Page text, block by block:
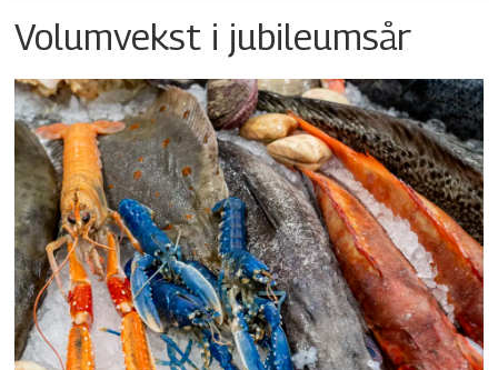
Volumvekst i jubileumsår